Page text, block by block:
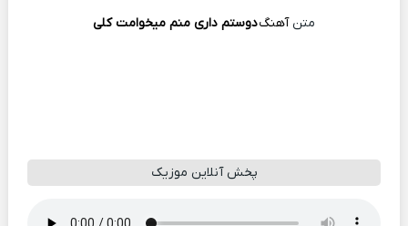
متنآهنگدوستم داری منم میخوامت کلی
پخش آنلاین موزیک